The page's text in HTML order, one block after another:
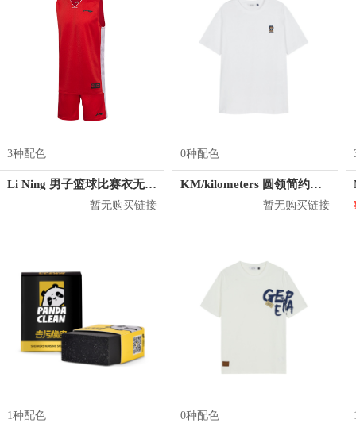
3种配色
Li Ning 男子篮球比赛衣无袖短裤运动套装 AATM037
暂无购买链接
0种配色
KM/kilometers 圆领简约短袖T恤 M2X2108073
暂无购买链接
1种配色 0种配色